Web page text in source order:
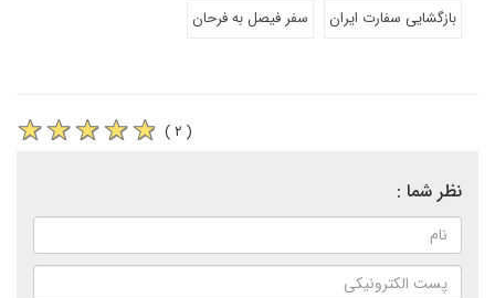
بازگشایی سفارت ایران
سفر فیصل به فرحان
( ۲ )
نظر شما :